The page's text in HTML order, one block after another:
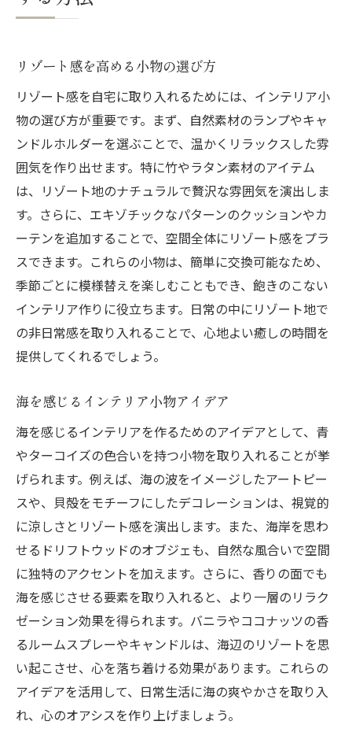
リゾート感を高める小物の選び方
リゾート感を自宅に取り入れるためには、インテリア小
物の選び方が重要です。まず、自然素材のランプやキャ
ンドルホルダーを選ぶことで、温かくリラックスした雰
囲気を作り出せます。特に竹やラタン素材のアイテム
は、リゾート地のナチュラルで贅沢な雰囲気を演出しま
す。さらに、エキゾチックなパターンのクッションやカ
ーテンを追加することで、空間全体にリゾート感をプラ
スできます。これらの小物は、簡単に交換可能なため、
季節ごとに模様替えを楽しむこともでき、飽きのこない
インテリア作りに役立ちます。日常の中にリゾート地で
の非日常感を取り入れることで、心地よい癒しの時間を
提供してくれるでしょう。
海を感じるインテリア小物アイデア
海を感じるインテリアを作るためのアイデアとして、青
やターコイズの色合いを持つ小物を取り入れることが挙
げられます。例えば、海の波をイメージしたアートピー
スや、貝殻をモチーフにしたデコレーションは、視覚的
に涼しさとリゾート感を演出します。また、海岸を思わ
せるドリフトウッドのオブジェも、自然な風合いで空間
に独特のアクセントを加えます。さらに、香りの面でも
海を感じさせる要素を取り入れると、より一層のリラク
ゼーション効果を得られます。バニラやココナッツの香
るルームスプレーやキャンドルは、海辺のリゾートを思
い起こさせ、心を落ち着ける効果があります。これらの
アイデアを活用して、日常生活に海の爽やかさを取り入
れ、心のオアシスを作り上げましょう。